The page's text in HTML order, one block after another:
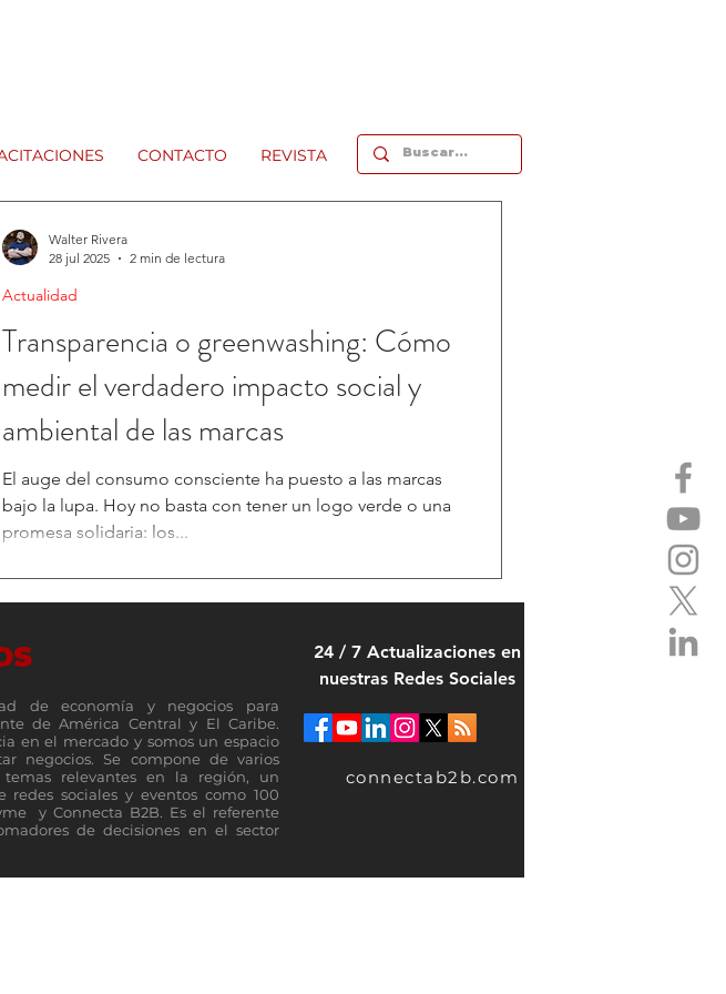
CONTACTO REVISTA
Transparencia o greenwashing: Cómo
medir el verdadero impacto social y
ambiental de las marcas
El auge del consumo consciente ha puesto a las marcas
bajo la lupa. Hoy no basta con tener un logo verde o una
promesa solidaria: los...
Actualidad
Walter Rivera
28 jul 2025
2 min de lectura
de economía y negocios para
de América Central y El Caribe.
en el mercado y somos un espacio
negocios. Se compone de varios
relevantes en la región, un
sociales y eventos como 100
y Connecta B2B. Es el referente
de decisiones en el sector
24 / 7 Actualizaciones en
nuestras Redes Sociales
connectab2b.com